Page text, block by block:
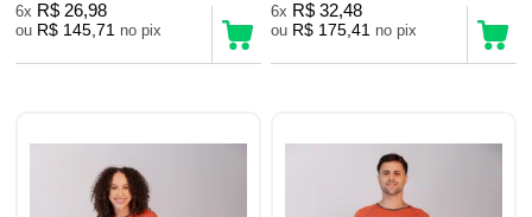
6x R$ 26,98
ou R$ 145,71 no pix
6x R$ 32,48
ou R$ 175,41 no pix